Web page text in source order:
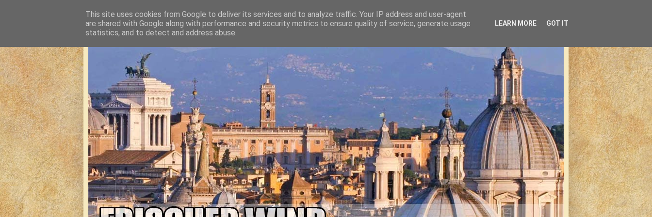
This site uses cookies from Google to deliver its services and to analyze traffic. Your IP address and user-agent
are shared with Google along with performance and security metrics to ensure quality of service, generate usage
statistics, and to detect and address abuse.
LEARN MORE GOT IT